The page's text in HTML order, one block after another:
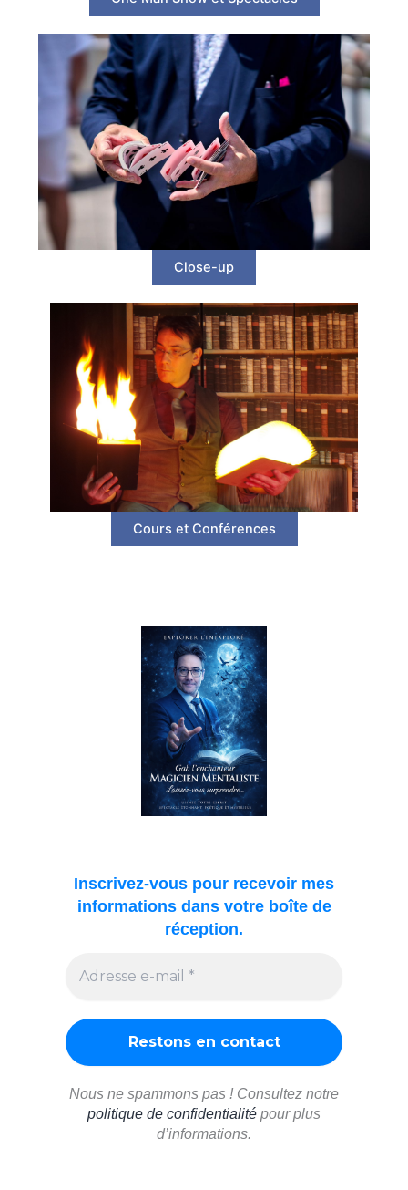
Close-up
Cours et Conférences
Inscrivez-vous pour recevoir mes
informations dans votre boîte de
réception.
Nous ne spammons pas ! Consultez notre
politique de confidentialité pour plus
d’informations.